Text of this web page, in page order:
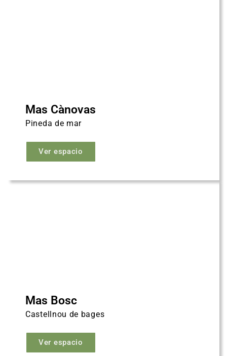
Mas Cànovas
Pineda de mar
Ver espacio
Mas Bosc
Castellnou de bages
Ver espacio